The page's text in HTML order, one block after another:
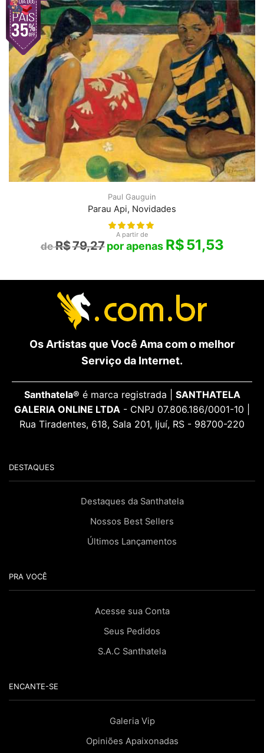
Paul Gauguin
Parau Api, Novidades
A partir de
R$79,27 R$51,53
Os Artistas que Você Ama com o melhor
Serviço da Internet.
Santhatela® é marca registrada | SANTHATELA
GALERIA ONLINE LTDA - CNPJ 07.806.186/0001-10 |
Rua Tiradentes, 618, Sala 201, Ijuí, RS - 98700-220
DESTAQUES
Destaques da Santhatela
Nossos Best Sellers
Últimos Lançamentos
PRA VOCÊ
Acesse sua Conta
Seus Pedidos
S.A.C Santhatela
ENCANTE-SE
Galeria Vip
Opiniões Apaixonadas